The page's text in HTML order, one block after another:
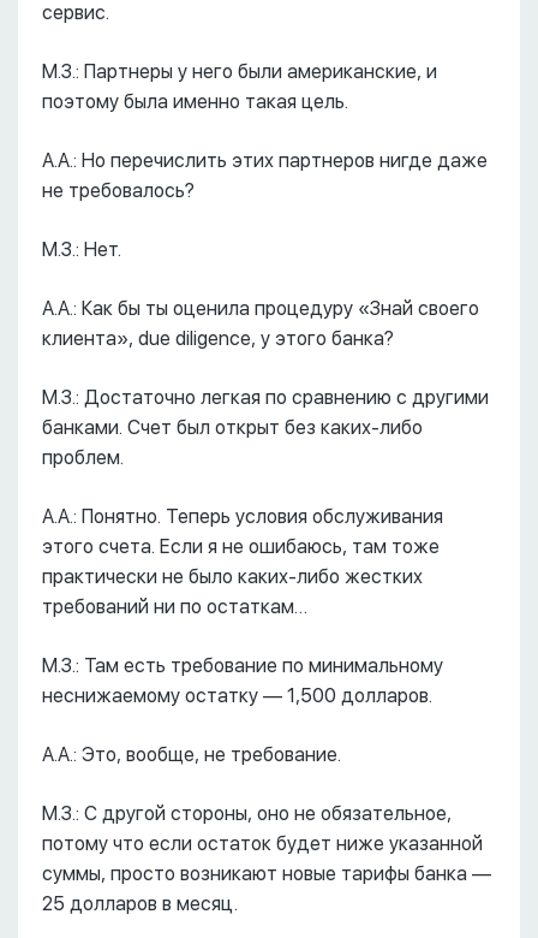
сервис.
М.З.: Партнеры у него были американские, и
поэтому была именно такая цель.
А.А.: Но перечислить этих партнеров нигде даже
не требовалось?
М.З.: Нет.
А.А.: Как бы ты оценила процедуру «Знай своего
клиента», due diligence, у этого банка?
М.З.: Достаточно легкая по сравнению с другими
банками. Счет был открыт без каких-либо
проблем.
А.А.: Понятно. Теперь условия обслуживания
этого счета. Если я не ошибаюсь, там тоже
практически не было каких-либо жестких
требований ни по остаткам…
М.З.: Там есть требование по минимальному
неснижаемому остатку –– 1,500 долларов.
А.А.: Это, вообще, не требование.
М.З.: С другой стороны, оно не обязательное,
потому что если остаток будет ниже указанной
суммы, просто возникают новые тарифы банка ––
25 долларов в месяц.